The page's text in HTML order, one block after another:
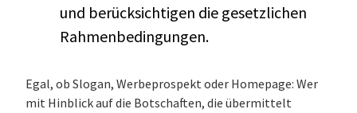
und berücksichtigen die gesetzlichen
Rahmenbedingungen.
Egal, ob Slogan, Werbeprospekt oder Homepage: Wer
mit Hinblick auf die Botschaften, die übermittelt